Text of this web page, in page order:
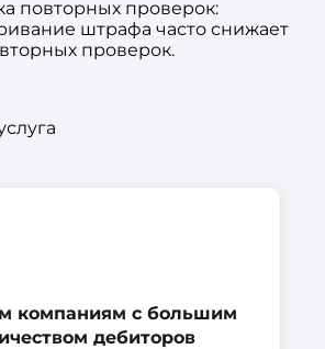
повторных проверок:
штрафа часто снижает
проверок.
компаниям с большим
дебиторов